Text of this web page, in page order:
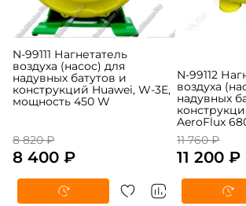
N-99111 Нагнетатель
воздуха (насос) для
надувных батутов и
конструкций Huawei, W-3E,
мощность 450 W
8 820 ₽
8 400 ₽
N-99112
воздуха
надувных
AeroFlux
11 760 ₽
11 200 ₽